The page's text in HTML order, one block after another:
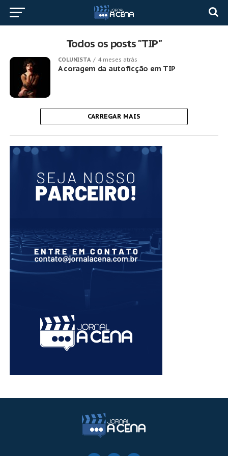
Todos os posts "TIP"
COLUNISTA 4 meses atrás
A coragem da autoficção em TIP
CARREGAR MAIS